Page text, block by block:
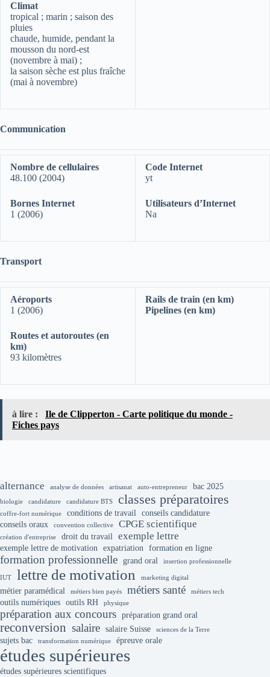
Climat
tropical ; marin ; saison des
pluies
chaude, humide, pendant la
mousson du nord-est
(novembre à mai) ;
la saison sèche est plus fraîche
(mai à novembre)
Communication
Nombre de cellulaires
48.100 (2004)
Bornes Internet
1 (2006)
Code Internet
yt
Utilisateurs d’Internet
Na
Transport
Aéroports
1 (2006)
Routes et autoroutes (en
km)
93 kilomètres
Rails de train (en km)
Pipelines (en km)
à lire :
Ile de Clipperton - Carte politique du monde -
Fiches pays
alternance analyse de données artisanat auto-entrepreneur bac 2025
biologie candidature candidature BTS classes préparatoires
coffre-fort numérique conditions de travail conseils candidature
conseils oraux
convention collective CPGE scientifique
création d'entreprise droit du travail exemple lettre
exemple lettre de motivation expatriation formation en ligne
formation professionnelle grand oral insertion professionnelle
IUT lettre de motivation marketing digital
métier paramédical métiers bien payés métiers santé métiers tech
outils numériques outils RH physique
préparation aux concours préparation grand oral
reconversion salaire salaire Suisse sciences de la Terre
sujets bac transformation numérique épreuve orale
études supérieures
études supérieures scientifiques